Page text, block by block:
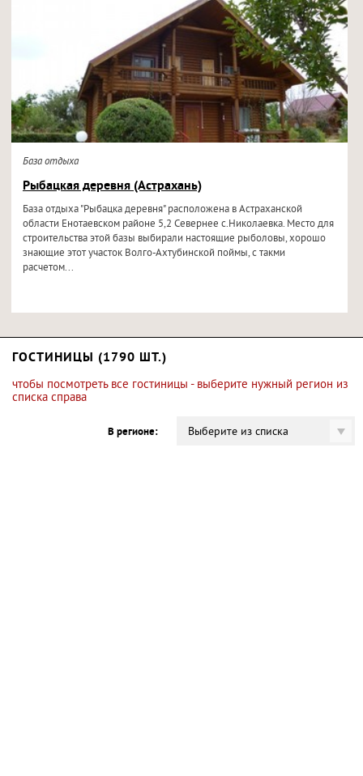
База отдыха
Рыбацкая деревня (Астрахань)
База отдыха "Рыбацка деревня" расположена в Астраханской
области Енотаевском районе 5,2 Севернее с.Николаевка. Место для
строительства этой базы выбирали настоящие рыболовы, хорошо
знающие этот участок Волго-Ахтубинской поймы, с такми
расчетом...
ГОСТИНИЦЫ (1790 ШТ.)
чтобы посмотреть все гостиницы - выберите нужный регион из
списка справа
В регионе: Выберите из списка